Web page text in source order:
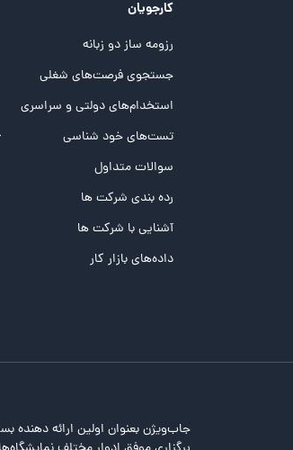
کارجویان
رزومه ساز دو زبانه
جستجوی فرصت‌های شغلی
استخدام‌های دولتی و سراسری
تست‌های خود شناسی
تست MBTI
تست تیپ سنجی شغلی Holland
تست NEO
تست هوش های چندگانه
سوالات متداول
رده بندی شرکت ها
آشنایی با شرکت ها
داده‌های بازار کار
جاب‌ویژن بعنوان اولین ارائه دهنده